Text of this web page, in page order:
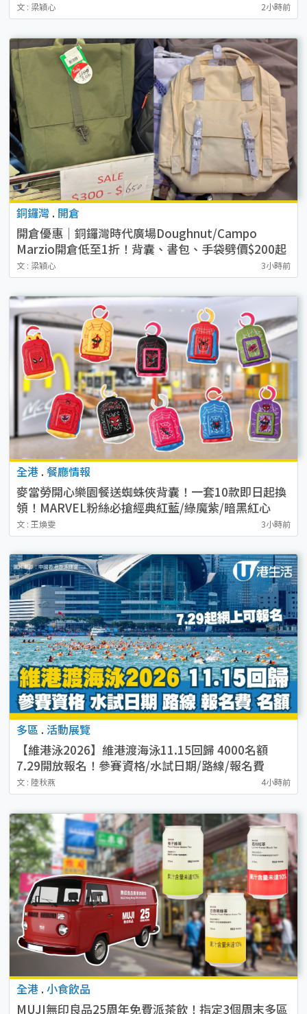
文 : 梁穎心 2小時前
銅鑼灣 . 開倉
開倉優惠｜銅鑼灣時代廣場Doughnut/Campo
Marzio開倉低至1折！背囊、書包、手袋劈價$200起
文 : 梁穎心 3小時前
全港 . 餐廳情報
麥當勞開心樂園餐送蜘蛛俠背囊！一套10款即日起換
領！MARVEL粉絲必搶經典紅藍/綠魔紫/暗黑紅心
文 : 王煥雯 3小時前
多區 . 活動展覽
【維港泳2026】維港渡海泳11.15回歸 4000名額
7.29開放報名！參賽資格/水試日期/路線/報名費
文 : 陸秋燕 4小時前
全港 . 小食飲品
MUJI無印良品25周年免費派茶飲！指定3個周末多區